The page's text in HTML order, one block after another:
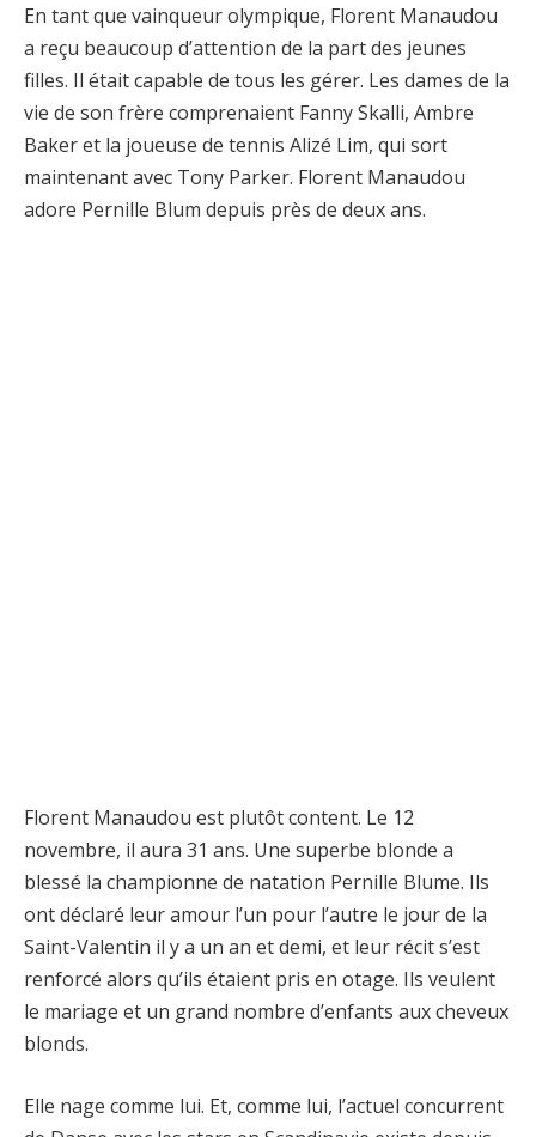
En tant que vainqueur olympique, Florent Manaudou
a reçu beaucoup d’attention de la part des jeunes
filles. Il était capable de tous les gérer. Les dames de la
vie de son frère comprenaient Fanny Skalli, Ambre
Baker et la joueuse de tennis Alizé Lim, qui sort
maintenant avec Tony Parker. Florent Manaudou
adore Pernille Blum depuis près de deux ans.
Florent Manaudou est plutôt content. Le 12
novembre, il aura 31 ans. Une superbe blonde a
blessé la championne de natation Pernille Blume. Ils
ont déclaré leur amour l’un pour l’autre le jour de la
Saint-Valentin il y a un an et demi, et leur récit s’est
renforcé alors qu’ils étaient pris en otage. Ils veulent
le mariage et un grand nombre d’enfants aux cheveux
blonds.
Elle nage comme lui. Et, comme lui, l’actuel concurrent